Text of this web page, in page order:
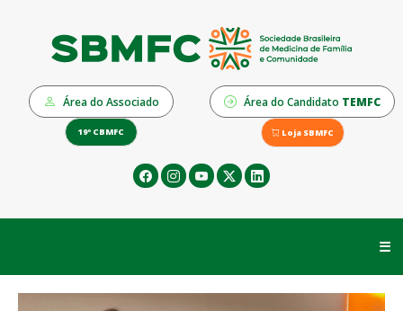
Área do Associado Área do Candidato TEMFC
19º CBMFC Loja SBMFC
☰